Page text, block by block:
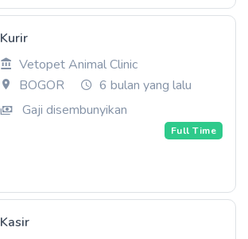
Kurir
Vetopet Animal Clinic
BOGOR
6 bulan yang lalu
Gaji disembunyikan
Full Time
Kasir